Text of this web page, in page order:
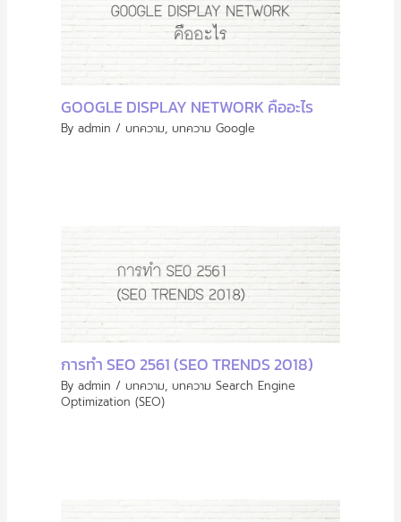
GOOGLE DISPLAY NETWORK คืออะไร
By admin / บทความ, บทความ Google
การทำ SEO 2561 (SEO TRENDS 2018)
By admin / บทความ, บทความ Search Engine
Optimization (SEO)